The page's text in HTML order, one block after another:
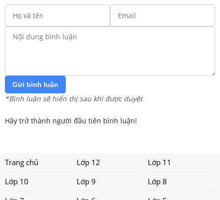
Gửi bình luận
*Bình luận sẽ hiển thị sau khi được duyệt
Hãy trở thành người đầu tiên bình luận!
Trang chủ Lớp 12
Lớp 11
Lớp 10
Lớp 9
Lớp 8